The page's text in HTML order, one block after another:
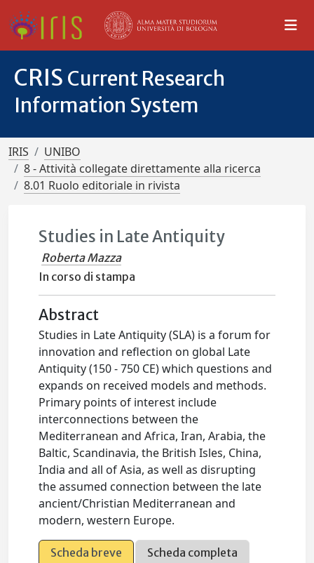
CRIS Current Research
Information System
IRIS
UNIBO
8 - Attività collegate direttamente alla ricerca
8.01 Ruolo editoriale in rivista
Studies in Late Antiquity
Roberta Mazza
In corso di stampa
Abstract
Studies in Late Antiquity (SLA) is a forum for
innovation and reflection on global Late
Antiquity (150 - 750 CE) which questions and
expands on received models and methods.
Primary points of interest include
interconnections between the
Mediterranean and Africa, Iran, Arabia, the
Baltic, Scandinavia, the British Isles, China,
India and all of Asia, as well as disrupting
the assumed connection between the late
ancient/Christian Mediterranean and
modern, western Europe.
Scheda breve
Scheda completa